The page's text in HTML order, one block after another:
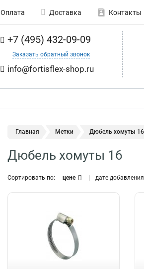
Оплата Доставка Контакты
+7 (495) 432-09-09
Заказать обратный звонок
info@fortisflex-shop.ru
Главная Метки Дюбель хомуты 16
Дюбель хомуты 16
Сортировать по: цене дате добавления